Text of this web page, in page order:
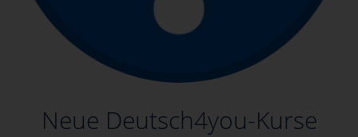
Neue Deutsch4you-Kurse